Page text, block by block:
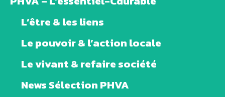
L’être & les liens
Le pouvoir & l’action locale
Le vivant & refaire société
News Sélection PHVA